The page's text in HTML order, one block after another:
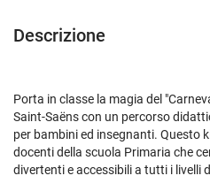
Descrizione
Porta in classe la magia del
Saint-Saëns con un percorso
per bambini ed insegnanti. Questo
docenti della scuola Primaria che
divertenti e accessibili a tutti i livelli